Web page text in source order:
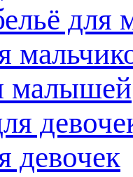
для
малышей
девочек